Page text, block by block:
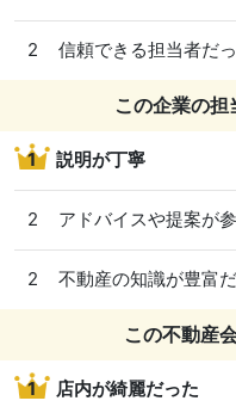
2 信頼できる担当者だ
この企業の
1 説明が丁寧
2 アドバイスや提案が
2 不動産の知識が豊富
この不動産
1 店内が綺麗だった